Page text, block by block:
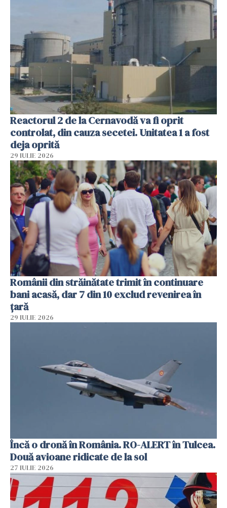
Reactorul 2 de la Cernavodă va fi oprit
controlat, din cauza secetei. Unitatea 1 a fost
deja oprită
29 IULIE 2026
Românii din străinătate trimit în continuare
bani acasă, dar 7 din 10 exclud revenirea în
țară
29 IULIE 2026
Încă o dronă în România. RO-ALERT în Tulcea.
Două avioane ridicate de la sol
27 IULIE 2026